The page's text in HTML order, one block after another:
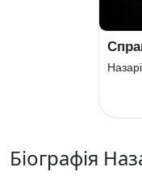
Біографія